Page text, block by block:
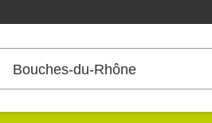
Bouches-du-Rhône